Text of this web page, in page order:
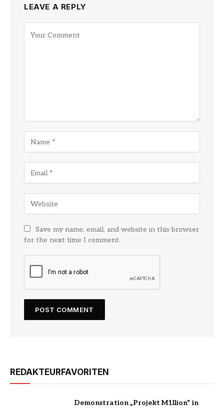
LEAVE A REPLY
Save my name, email, and website in this browser
for the next time I comment.
REDAKTEURFAVORITEN
Demonstration „Projekt M1llion“ in